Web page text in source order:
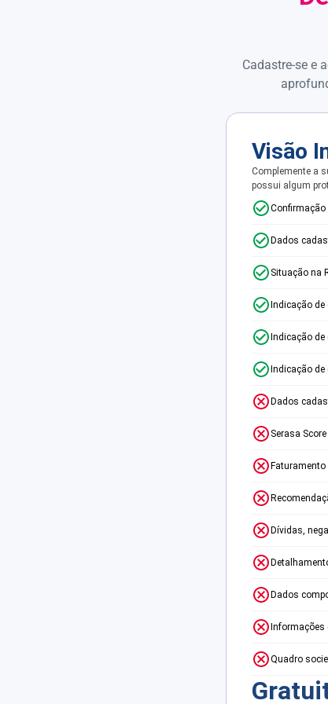
Cadastre-se e
Visão
Complemente a
possui algum
Confirmação
Dados
Situação na
Indicação de
Indicação de
Indicação
Dados
Serasa
Faturamento
Dívidas,
Dados
Informações
Quadro